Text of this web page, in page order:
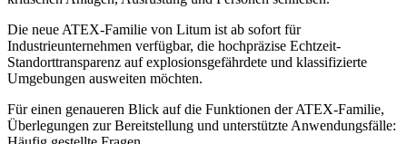
Die neue ATEX-Familie von Litum ist ab sofort für
Industrieunternehmen verfügbar, die hochpräzise Echtzeit-
Standorttransparenz auf explosionsgefährdete und klassifizierte
Umgebungen ausweiten möchten.
Für einen genaueren Blick auf die Funktionen der ATEX-Familie,
Überlegungen zur Bereitstellung und unterstützte Anwendungsfälle: